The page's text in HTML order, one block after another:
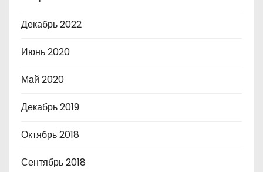
Декабрь 2022
Июнь 2020
Май 2020
Декабрь 2019
Октябрь 2018
Сентябрь 2018